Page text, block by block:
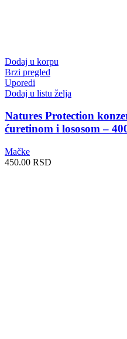
Dodaj u korpu
Brzi pregled
Uporedi
Dodaj u listu želja
Natures Protection
ćuretinom i lososom –
Mačke
450.00 RSD